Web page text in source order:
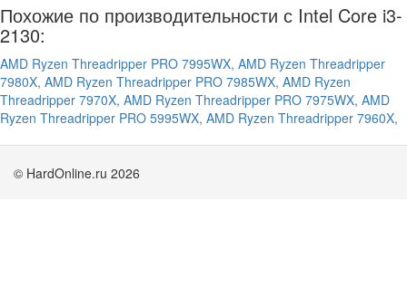
Похожие по производительности с Intel Core i3-
2130:
AMD Ryzen Threadripper PRO 7995WX, AMD Ryzen Threadripper
7980X, AMD Ryzen Threadripper PRO 7985WX, AMD Ryzen
Threadripper 7970X, AMD Ryzen Threadripper PRO 7975WX, AMD
Ryzen Threadripper PRO 5995WX, AMD Ryzen Threadripper 7960X,
© HardOnline.ru 2026